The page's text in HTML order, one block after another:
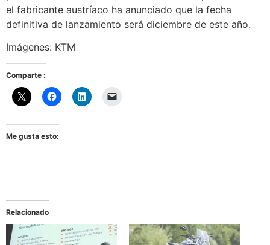
el fabricante austríaco ha anunciado que la fecha
definitiva de lanzamiento será diciembre de este año.
Imágenes: KTM
Comparte :
Me gusta esto:
Relacionado